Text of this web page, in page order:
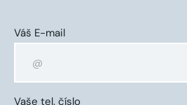
Váš E-mail
Vaše tel. číslo